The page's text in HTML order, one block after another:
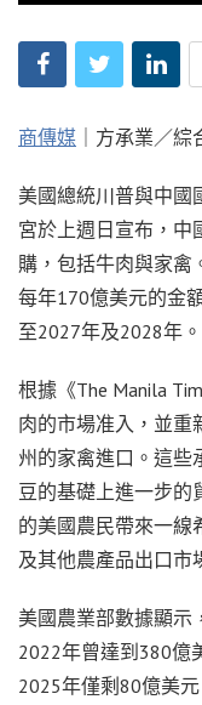
商傳媒 ｜方承業／
美國總統川普與中國
宮於上週日宣布，中
購，包括牛肉與家禽
每年170億美元的金
至2027年及2028年。
根據《The Manila
肉的市場准入，並重
州的家禽進口。這些
豆的基礎上進一步的
的美國農民帶來一線
及其他農產品出口市
美國農業部數據顯示
2022年曾達到380億
2025年僅剩80億美